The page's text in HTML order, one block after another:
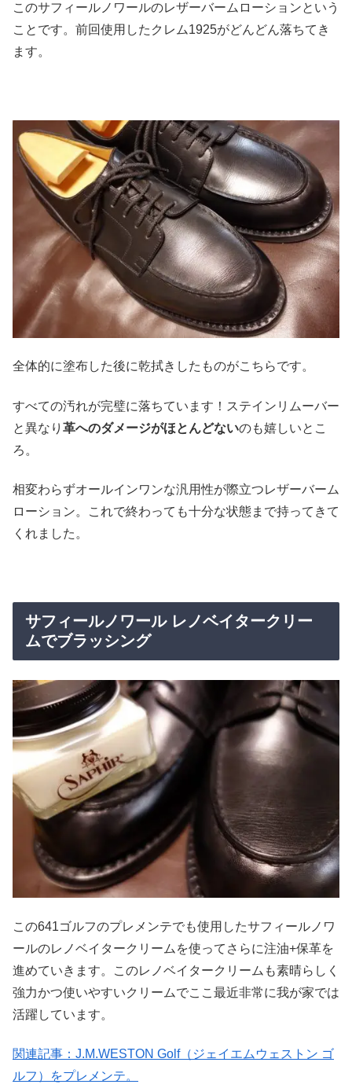
このサフィールノワールのレザーバームローションという
ことです。前回使用したクレム1925がどんどん落ちてき
ます。
全体的に塗布した後に乾拭きしたものがこちらです。
すべての汚れが完璧に落ちています！ステインリムーバー
と異なり 革へのダメージがほとんどないのも嬉しいとこ
ろ。
相変わらずオールインワンな汎用性が際立つレザーバーム
ローション。これで終わっても十分な状態まで持ってきて
くれました。
サフィールノワール レノベイタークリー
ムでブラッシング
この641ゴルフのプレメンテでも使用したサフィールノワ
ールのレノベイタークリームを使ってさらに注油+保革を
進めていきます。このレノベイタークリームも素晴らしく
強力かつ使いやすいクリームでここ最近非常に我が家では
活躍しています。
関連記事：J.M.WESTON Golf（ジェイエムウェストン ゴ
ルフ）をプレメンテ。